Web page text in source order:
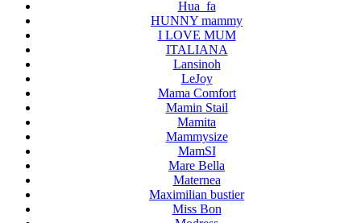
Hua_fa
HUNNY mammy
I LOVE MUM
ITALIANA
Lansinoh
LeJoy
Mama Comfort
Mamin Stail
Mamita
Mammysize
MamSI
Mare Bella
Maternea
Maximilian bustier
Miss Bon